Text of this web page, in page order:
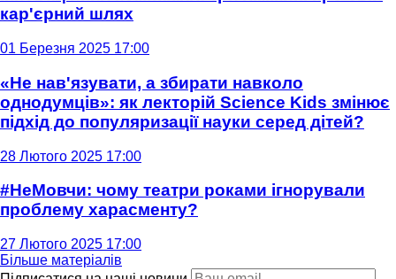
кар'єрний шлях
01 Березня 2025 17:00
«Не нав'язувати, а збирати навколо
однодумців»: як лекторій Science Kids змінює
підхід до популяризації науки серед дітей?
28 Лютого 2025 17:00
#НеМовчи: чому театри роками ігнорували
проблему харасменту?
27 Лютого 2025 17:00
Більше матеріалів